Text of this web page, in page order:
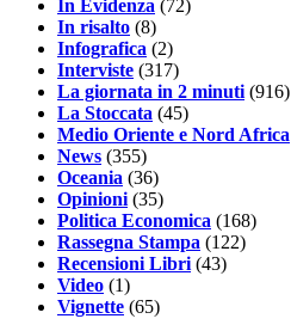
In Evidenza (72)
In risalto (8)
Infografica (2)
Interviste (317)
La giornata in 2 minuti (916)
La Stoccata (45)
Medio Oriente e Nord Africa
News (355)
Oceania (36)
Opinioni (35)
Politica Economica (168)
Rassegna Stampa (122)
Recensioni Libri (43)
Video (1)
Vignette (65)